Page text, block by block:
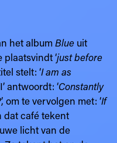
het album Blueuit
plaatsvindt ‘just before
stelt: ‘I am as
antwoordt: ‘Constantly
om te vervolgen met: ‘If
dat café tekent
licht van de